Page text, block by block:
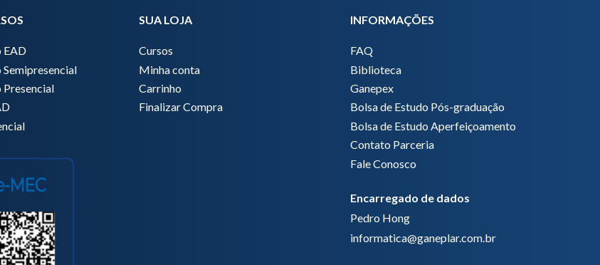
EAD
Presencial
SUA LOJA
Cursos
Minha conta
Carrinho
Finalizar Compra
INFORMAÇÕES
FAQ
Biblioteca
Ganepex
Bolsa de Estudo Pós-graduação
Bolsa de Estudo Aperfeiçoamento
Contato Parceria
Fale Conosco
Encarregado de dados
Pedro Hong
informatica@ganeplar.com.br